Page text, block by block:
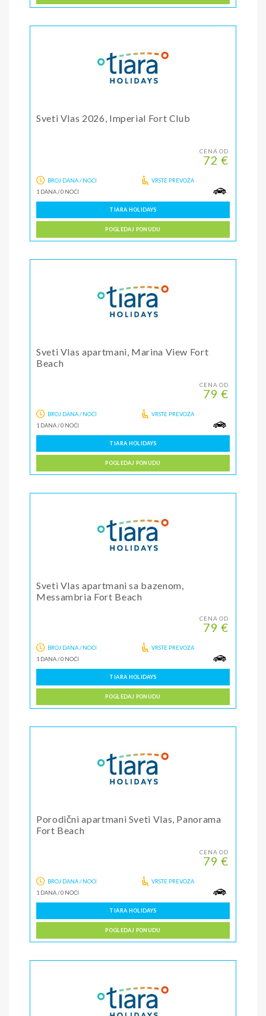
Sveti Vlas 2026, Imperial Fort Club
CENA OD
72 €
BROJ DANA / NOĆI
1 DANA/0 NOĆI
VRSTE PREVOZA
TIARA HOLIDAYS
POGLEDAJ PONUDU
Sveti Vlas apartmani, Marina View Fort
Beach
CENA OD
79 €
BROJ DANA / NOĆI
1 DANA/0 NOĆI
VRSTE PREVOZA
TIARA HOLIDAYS
POGLEDAJ PONUDU
Sveti Vlas apartmani sa bazenom,
Messambria Fort Beach
CENA OD
79 €
BROJ DANA / NOĆI
1 DANA/0 NOĆI
VRSTE PREVOZA
TIARA HOLIDAYS
POGLEDAJ PONUDU
Porodični apartmani Sveti Vlas, Panorama
Fort Beach
CENA OD
79 €
BROJ DANA / NOĆI
1 DANA/0 NOĆI
VRSTE PREVOZA
TIARA HOLIDAYS
POGLEDAJ PONUDU